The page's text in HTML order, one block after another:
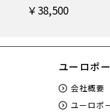
￥38,500
ユーロポ
会社概要
ユーロポ